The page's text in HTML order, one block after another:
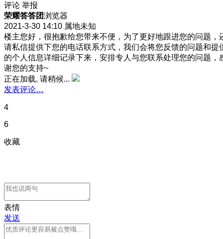
评论 举报
荣耀答答团浏览器
2021-3-30 14:10 属地未知
楼主您好，很抱歉给您带来不便，为了更好地跟进您的问题，
请私信提供下您的电话联系方式，我们会将您反馈的问题和提
的个人信息详细记录下来，安排专人与您联系处理您的问题，
谢您的支持~
正在加载, 请稍候...
发表评论…
4
6
收藏
表情
发送